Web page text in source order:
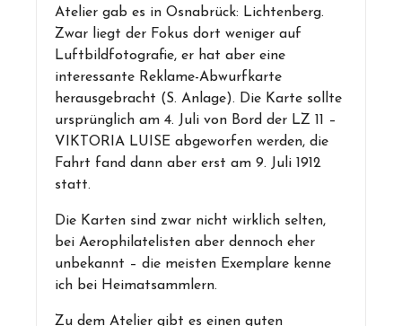
Atelier gab es in Osnabrück: Lichtenberg.
Zwar liegt der Fokus dort weniger auf
Luftbildfotografie, er hat aber eine
interessante Reklame-Abwurfkarte
herausgebracht (S. Anlage). Die Karte sollte
ursprünglich am 4. Juli von Bord der LZ 11 –
VIKTORIA LUISE abgeworfen werden, die
Fahrt fand dann aber erst am 9. Juli 1912
statt.
Die Karten sind zwar nicht wirklich selten,
bei Aerophilatelisten aber dennoch eher
unbekannt – die meisten Exemplare kenne
ich bei Heimatsammlern.
Zu dem Atelier gibt es einen guten